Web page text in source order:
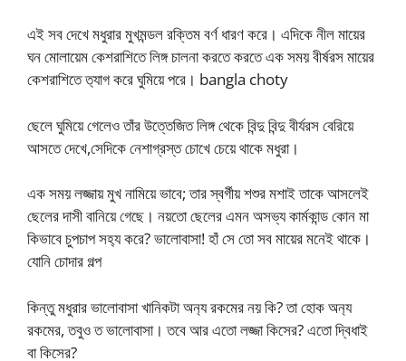
এই সব দেখে মধুরার মুখমন্ডল রক্তিম বর্ণ ধারণ করে। এদিকে নীল মায়ের
ঘন মোলায়েম কেশরাশিতে লিঙ্গ চালনা করতে করতে এক সময় বীর্ষরস মায়ের
কেশরাশিতে ত‍্যাগ করে ঘুমিয়ে পরে। bangla choty
ছেলে ঘুমিয়ে গেলেও তাঁর উত্তেজিত লিঙ্গ থেকে বিন্দু বিন্দু বীর্যরস বেরিয়ে
আসতে দেখে,সেদিকে নেশাগ্রস্ত চোখে চেয়ে থাকে মধুরা।
এক সময় লজ্জায় মুখ নামিয়ে ভাবে; তার স্বর্গীয় শশুর মশাই তাকে আসলেই
ছেলের দাসী বানিয়ে গেছে। নয়তো ছেলের এমন অসভ্য কার্মকান্ড কোন মা
কিভাবে চুপচাপ সহ‍্য করে? ভালোবাসা! হাঁ সে তো সব মায়ের মনেই থাকে।
যোনি চোদার গল্প
কিন্তু মধুরার ভালোবাসা খানিকটা অন‍্য রকমের নয় কি? তা হোক অন‍্য
রকমের, তবুও ত ভালোবাসা। তবে আর এতো লজ্জা কিসের? এতো দ্বিধাই
বা কিসের?